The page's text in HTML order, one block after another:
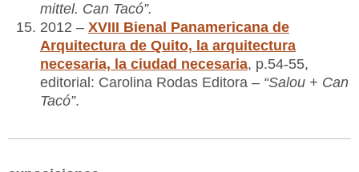
mittel. Can Tacó”.
2012 – XVIII Bienal Panamericana de
Arquitectura de Quito, la arquitectura
necesaria, la ciudad necesaria, p.54-55,
editorial: Carolina Rodas Editora – “Salou + Can
Tacó”.